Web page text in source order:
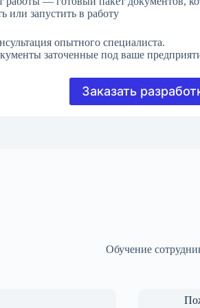
или запустить в работу
опытного специалиста.
заточенные под ваше
Заказать
Обучение